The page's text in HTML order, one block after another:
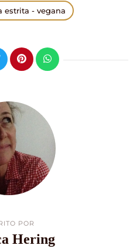
estrita - vegana
POR
Hering